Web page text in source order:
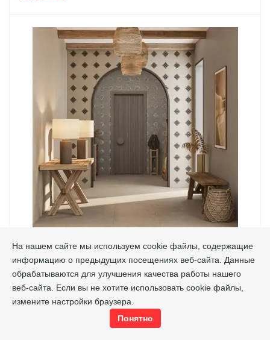
КАСАБЛАНКА
Производитель Kerama Marazzi
Цена от 1728 руб./м²
Подробнее
На нашем сайте мы используем cookie файлы, содержащие
информацию о предыдущих посещениях веб-сайта. Данные
обрабатываются для улучшения качества работы нашего
веб-сайта. Если вы не хотите использовать cookie файлы,
измените настройки браузера.
Понятно